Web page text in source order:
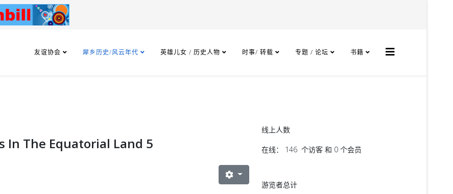
友谊协会 犀乡历史/风云年代 英雄儿女 / 历史人物 时事/ 转载 专题 / 论坛 书籍
In The Equatorial Land 5
线上人数
在线： 146 个访客 和 0 个会员
游览者总计